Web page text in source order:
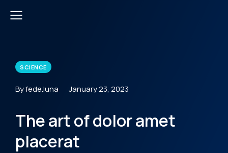
SCIENCE
By fede.luna January 23, 2023
The art of dolor amet
placerat